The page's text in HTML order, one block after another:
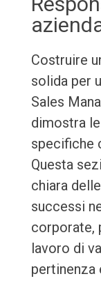
Costruire
solida per
Sales
dimostra
specifiche
Questa
chiara
successi
corporate,
lavoro di
pertinenza